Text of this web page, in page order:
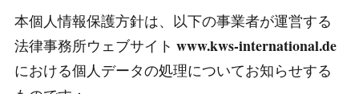
本個人情報保護方針は、以下の事業者が運営する
法律事務所ウェブサイト www.kws-international.de
における個人データの処理についてお知らせする